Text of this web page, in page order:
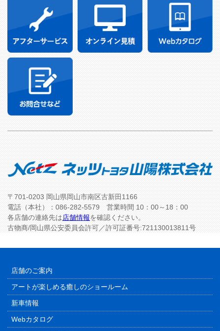
〒701-0203 岡山県岡山市南区古新田1166
電話（本社）：086-282-5579 営業時間 10：00～18：00
各店舗の連絡先は店舗情報を確認ください。
古物商/岡山県公安委員会許可／許可証番号:721130013811号
店舗のご案内
アートが楽しめる癒しのショールーム
新車情報
Webカタログ